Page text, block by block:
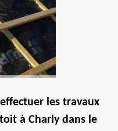
les travaux
à Charly dans le